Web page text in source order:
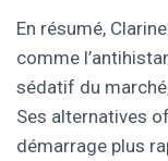
En résumé,
comme
sédatif du
Ses alternatives
démarrage plus